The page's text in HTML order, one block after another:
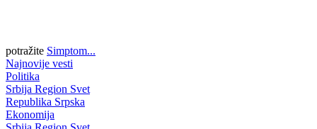
potražite Simptom...
Najnovije vesti
Politika
Srbija Region Svet
Republika Srpska
Ekonomija